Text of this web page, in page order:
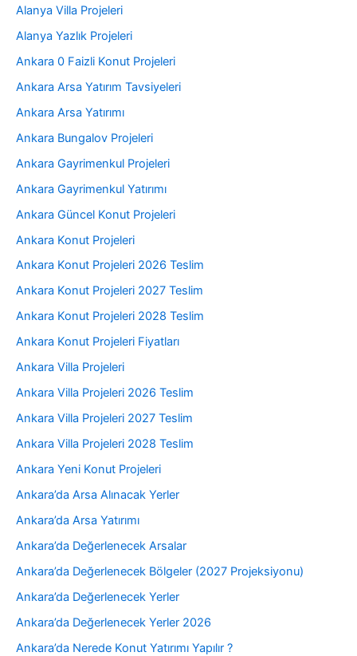
Alanya Villa Projeleri
Alanya Yazlık Projeleri
Ankara 0 Faizli Konut Projeleri
Ankara Arsa Yatırım Tavsiyeleri
Ankara Arsa Yatırımı
Ankara Bungalov Projeleri
Ankara Gayrimenkul Projeleri
Ankara Gayrimenkul Yatırımı
Ankara Güncel Konut Projeleri
Ankara Konut Projeleri
Ankara Konut Projeleri 2026 Teslim
Ankara Konut Projeleri 2027 Teslim
Ankara Konut Projeleri 2028 Teslim
Ankara Konut Projeleri Fiyatları
Ankara Villa Projeleri
Ankara Villa Projeleri 2026 Teslim
Ankara Villa Projeleri 2027 Teslim
Ankara Villa Projeleri 2028 Teslim
Ankara Yeni Konut Projeleri
Ankara’da Arsa Alınacak Yerler
Ankara’da Arsa Yatırımı
Ankara’da Değerlenecek Arsalar
Ankara’da Değerlenecek Bölgeler (2027 Projeksiyonu)
Ankara’da Değerlenecek Yerler
Ankara’da Değerlenecek Yerler 2026
Ankara’da Nerede Konut Yatırımı Yapılır ?